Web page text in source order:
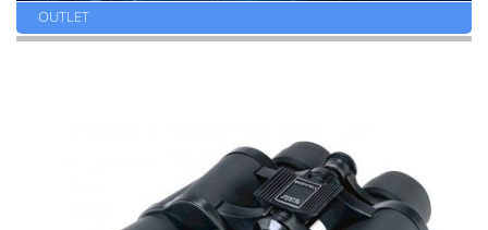
OUTLET